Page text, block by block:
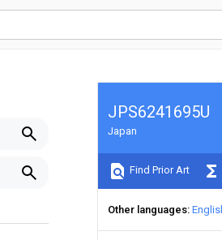
JPS6241695U
Japan
Find Prior Art
Other languages